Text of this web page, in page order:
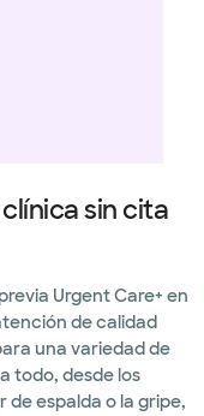
sin cita
Urgent Care+ en
de calidad
una variedad de
todo, desde los
de espalda o la gripe,